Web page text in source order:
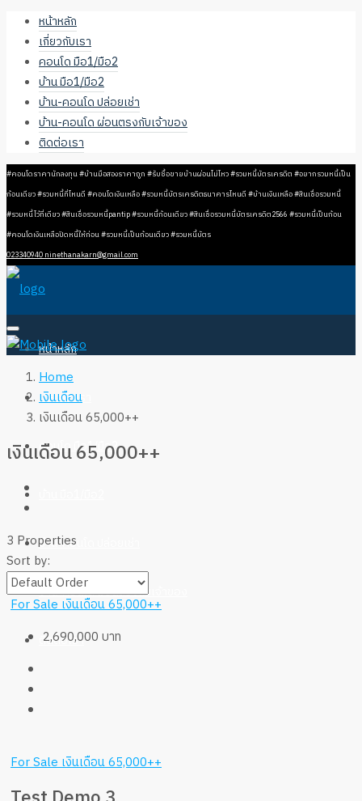
หน้าหลัก
เกี่ยวกับเรา
คอนโด มือ1/มือ2
บ้าน มือ1/มือ2
บ้าน-คอนโด ปล่อยเช่า
บ้าน-คอนโด ผ่อนตรงกับเจ้าของ
ติดต่อเรา
#คอนโดราคานักลงทุน #บ้านมือสองราคาถูก #รับซื้อขายบ้านผ่อนไม่ไหว #รวมหนี้บัตรเครดิต #อยากรวมหนี้เป็น
ก้อนเดียว #รวมหนี้ที่ไหนดี #คอนโดเงินเหลือ #รวมหนี้บัตรเครดิตธนาคารไหนดี #บ้านเงินเหลือ #สินเชื่อรวมหนี้
#รวมหนี้ไว้ที่เดียว #สินเชื่อรวมหนี้pantip #รวมหนี้ก้อนเดียว #สินเชื่อรวมหนี้บัตรเครดิต2566 #รวมหนี้เป็นก้อน
#คอนโดเงินเหลือปิดหนี้ให้ก่อน #รวมหนี้เป็นก้อนเดียว #รวมหนี้บัตร
023340940ninethanakarn@gmail.com
หน้าหลัก
เกี่ยวกับเรา
คอนโด มือ1/มือ2
บ้าน-คอนโด ปล่อยเช่า
บ้าน-คอนโด ผ่อนตรงกับเจ้าของ
ติดต่อเรา
Home
เงินเดือน
เงินเดือน 65,000++
เงินเดือน 65,000++
3 Properties
Sort by:
For Saleเงินเดือน 65,000++
2,690,000 บาท
For Saleเงินเดือน 65,000++